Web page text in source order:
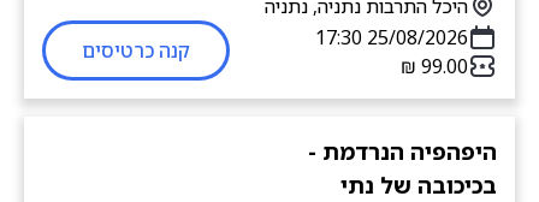
היכל התרבות נתניה, נתניה
25/08/2026 17:30
קנה כרטיסים
היפהפיה הנרדמת -
בכיכובה של נתי